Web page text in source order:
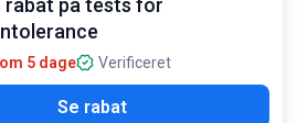
rabat på tests for
5 dage Verificeret
Se rabat